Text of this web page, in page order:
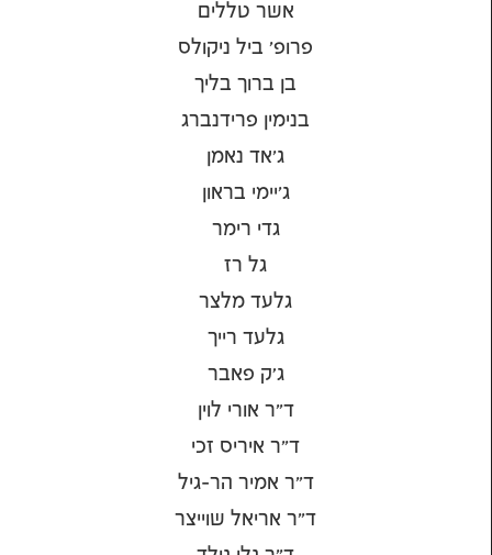
אשר טללים
פרופ' ביל ניקולס
בן ברוך בליך
בנימין פרידנברג
ג'אד נאמן
ג'יימי בראון
גדי רימר
גל רז
גלעד מלצר
גלעד רייך
ג׳ק פאבר
ד"ר אורי לוין
ד"ר איריס זכי
ד"ר אמיר הר-גיל
ד"ר אריאל שוייצר